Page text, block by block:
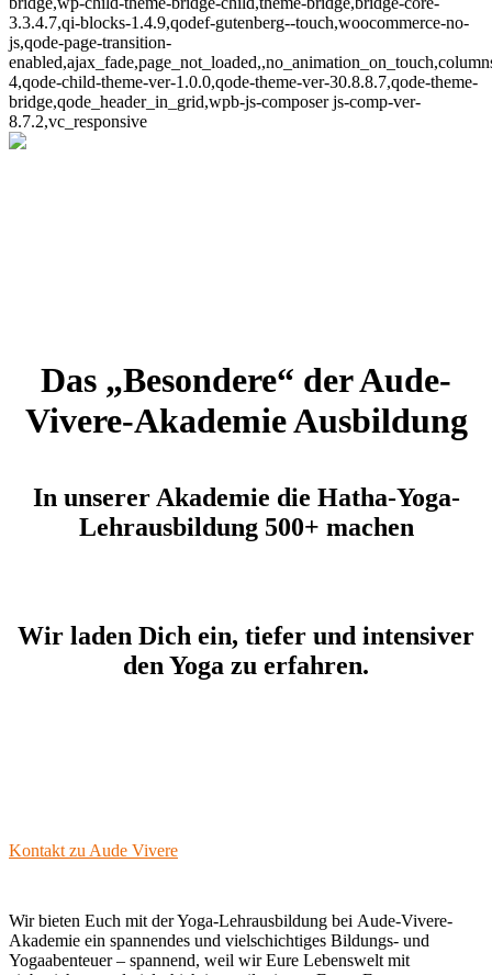
3.3.4.7,qi-blocks-1.4.9,qodef-gutenberg--touch,woocommerce-no-
js,qode-page-transition-
4,qode-child-theme-ver-1.0.0,qode-theme-ver-30.8.8.7,qode-theme-
bridge,qode_header_in_grid,wpb-js-composer js-comp-ver-
8.7.2,vc_responsive
>Aude-Vivere-Akademie
Das „Besondere“ der Aude-
Vivere-Akademie Ausbildung
In unserer Akademie die Hatha-Yoga-
Lehrausbildung 500+ machen
Wir laden Dich ein, tiefer und intensiver
den Yoga zu erfahren.
Kontakt zu Aude Vivere
Wir bieten Euch mit der Yoga-Lehrausbildung bei Aude-Vivere-
Akademie ein spannendes und vielschichtiges Bildungs- und
Yogaabenteuer – spannend, weil wir Eure Lebenswelt mit